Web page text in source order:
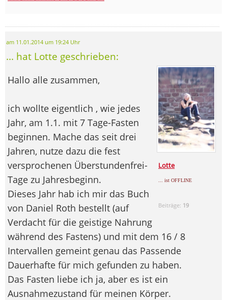
am 11.01.2014 um 19:24 Uhr
... hat Lotte geschrieben:
Lotte
... ist OFFLINE
Beiträge: 19
Hallo alle zusammen,
ich wollte eigentlich , wie jedes
Jahr, am 1.1. mit 7 Tage-Fasten
beginnen. Mache das seit drei
Jahren, nutze dazu die fest
versprochenen Überstundenfrei-
Tage zu Jahresbeginn.
Dieses Jahr hab ich mir das Buch
von Daniel Roth bestellt (auf
Verdacht für die geistige Nahrung
während des Fastens) und mit dem 16 / 8
Intervallen gemeint genau das Passende
Dauerhafte für mich gefunden zu haben.
Das Fasten liebe ich ja, aber es ist ein
Ausnahmezustand für meinen Körper.